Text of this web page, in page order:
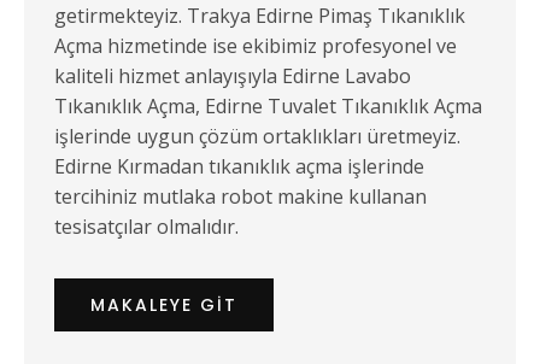
getirmekteyiz. Trakya Edirne Pimaş Tıkanıklık
Açma hizmetinde ise ekibimiz profesyonel ve
kaliteli hizmet anlayışıyla Edirne Lavabo
Tıkanıklık Açma, Edirne Tuvalet Tıkanıklık Açma
işlerinde uygun çözüm ortaklıkları üretmeyiz.
Edirne Kırmadan tıkanıklık açma işlerinde
tercihiniz mutlaka robot makine kullanan
tesisatçılar olmalıdır.
MAKALEYE GIT